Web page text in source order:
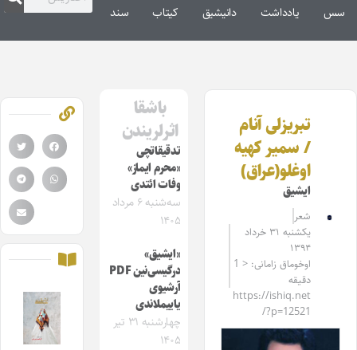
سس یادداشت دانیشیق کیتاب سند
تبریزلى آنام
/ سمیر کهیه
اوغلو(عراق)
ایشیق
شعر
یکشنبه ۳۱ خرداد
۱۳۹۴
اوخوماق زامانی: < 1
دقیقه
https://ishiq.net
/?p=12521
باشقا
اثرلریندن
تدقیقاتچی
«محرم ایماز»
وفات ائتدی
سه‌شنبه ۶ مرداد
۱۴۰۵
«ایشیق»
درگیسی‌نین PDF
آرشیوی
یاییملاندی
چهارشنبه ۳۱ تیر
۱۴۰۵